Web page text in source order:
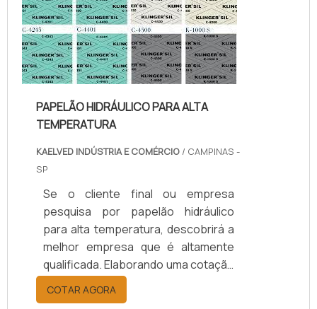
benefício com assessoria técnica
especializada.UM POUCO MAIS
SOBRE JUNTAS DE TEFLON
TEMPERA...
PAPELÃO HIDRÁULICO PARA ALTA
TEMPERATURA
KAELVED INDÚSTRIA E COMÉRCIO / CAMPINAS -
SP
Se o cliente final ou empresa
pesquisa por papelão hidráulico
para alta temperatura, descobrirá a
melhor empresa que é altamente
qualificada. Elaborando uma cotação
por meio da plataforma e
descobrindo a melhor referência do
COTAR AGORA